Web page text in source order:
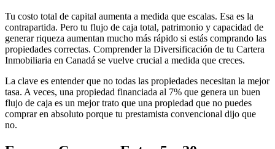
Tu costo total de capital aumenta a medida que escalas. Esa es la
contrapartida. Pero tu flujo de caja total, patrimonio y capacidad de
generar riqueza aumentan mucho más rápido si estás comprando las
propiedades correctas. Comprender la Diversificación de tu Cartera
Inmobiliaria en Canadá se vuelve crucial a medida que creces.
La clave es entender que no todas las propiedades necesitan la mejor
tasa. A veces, una propiedad financiada al 7% que genera un buen
flujo de caja es un mejor trato que una propiedad que no puedes
comprar en absoluto porque tu prestamista convencional dijo que
no.